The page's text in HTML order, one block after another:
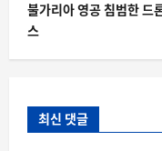
불가리아 영공 침범한 드
스
최신 댓글